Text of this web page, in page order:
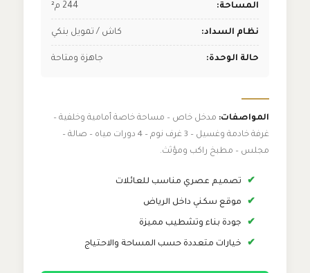
المساحة: 244 م²
نظام السداد: كاش / تمويل بنكي
حالة الوحدة: جاهزة ومتاحة
المواصفات: مدخل خاص – مساحة خاصة أمامية وخلفية –
غرفة خادمة وغسيل – 3 غرف نوم – 4 دورات مياه – صالة –
مجلس – مطبخ راكب ومؤثث.
✔ تصميم عصري مناسب للعائلات
✔ موقع سكني داخل الرياض
✔ جودة بناء وتشطيب مميزة
✔ خيارات متعددة حسب المساحة والاحتياج